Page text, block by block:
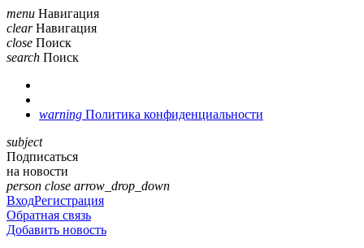
menu Навигация
clear Навигация
close Поиск
search Поиск
warning Политика конфиденциальности
subject
Подписаться
на новости
person close arrow_drop_down
ВходРегистрация
Обратная связь
Добавить новость